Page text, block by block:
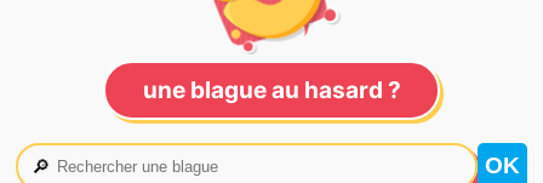
une blague au hasard ?
🔎